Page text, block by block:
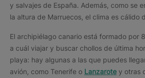
y salvajes de España. Además, como se
la altura de Marruecos, el clima es cálido
El archipiélago canario está formado por
a cuál viajar y buscar chollos de última
playa: hay algunas a las que puedes
avión, como Tenerife o Lanzarote y otras